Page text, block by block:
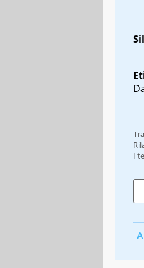
I
A